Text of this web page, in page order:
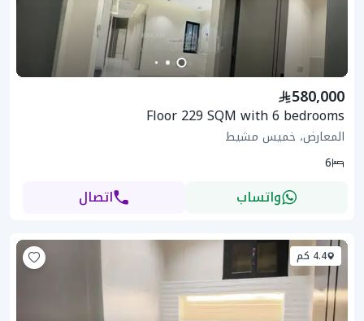
580,000
Floor 229 SQM with 6 bedrooms
المعارض، خميس مشيط
6
واتساب اتصال
4.4 كم